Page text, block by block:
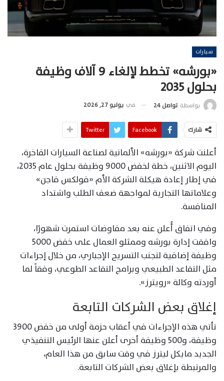
سيارات
«بورشه» تخطط لإلغاء 9 آلاف وظيفة
بحلول 2035
بواسطة تواصل 24 في يوليو 27, 2026
شارك Facebook
Twitter
أعلنت شركة «بورشه» الألمانية لصناعة السيارات الفاخرة،
اليوم الاثنين، خطة لخفض 9000 وظيفة بحلول عام 2035،
في إطار إعادة هيكلة الشركة الأم «فولكس فاجن»
وعلاماتها التجارية لمواجهة ضعف الطلب واشتداد
المنافسة.
وفي اتفاق أُعلن عنه بعد مفاوضات استمرت شهورًا،
وافقت إدارة بورشه وممثلو العمال على خفض 5000
وظيفة إضافية لتجنب التسريح الإجباري، من خلال إجراءات
مثل التقاعد الطبيعي وبرامج التقاعد الطوعي، وفقاً لما
أوردته وكالة «رويترز».
إغلاق بعض الشركات التابعة
تأتي هذه الإجراءات في أعقاب حزمة أولى من خفض 3900
وظيفة، و500 وظيفة أخرى أعلن عنها الرئيس التنفيذي
الجديد مايكل ليترز في وقت سابق من هذا العام،
والمرتبطة بإغلاق بعض الشركات التابعة.